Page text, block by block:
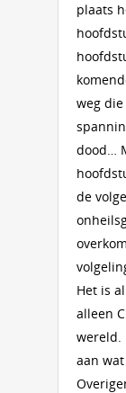
plaats
weg
dood…
de
Het is
alleen
wereld.
aan